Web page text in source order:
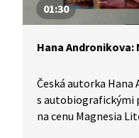
01:30
Hana Andronikova:
Česká autorka Hana
s autobiografickými
na cenu Magnesia